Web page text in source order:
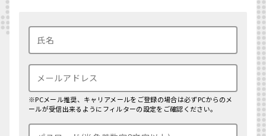
※PCメール推奨、キャリアメールをご登録の場合は必ずPCからのメ
ールが受信出来るようにフィルターの設定をご確認ください。